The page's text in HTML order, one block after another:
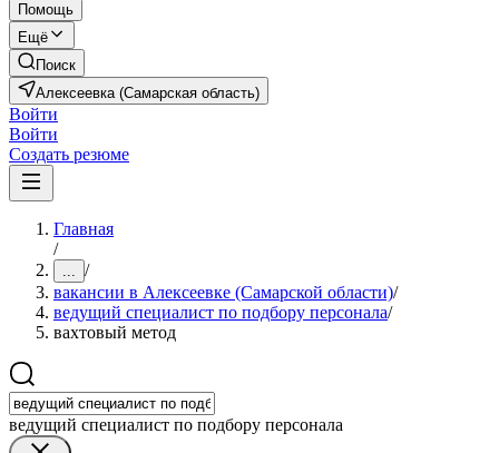
Помощь
Ещё
Поиск
Алексеевка (Самарская область)
Войти
Войти
Создать резюме
Главная
/
... /
вакансии в Алексеевке (Самарской области)/
ведущий специалист по подбору персонала/
вахтовый метод
ведущий специалист по подбору персонала